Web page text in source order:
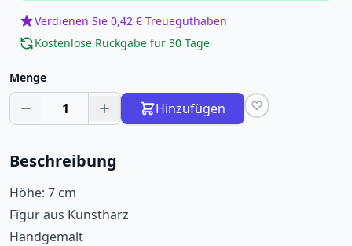
Verdienen Sie 0,42 € Treueguthaben
Kostenlose Rückgabe für 30 Tage
Menge
1 Hinzufügen
Beschreibung
Höhe: 7 cm
Figur aus Kunstharz
Handgemalt